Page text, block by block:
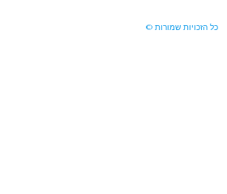
כל הזכויות שמורות ©